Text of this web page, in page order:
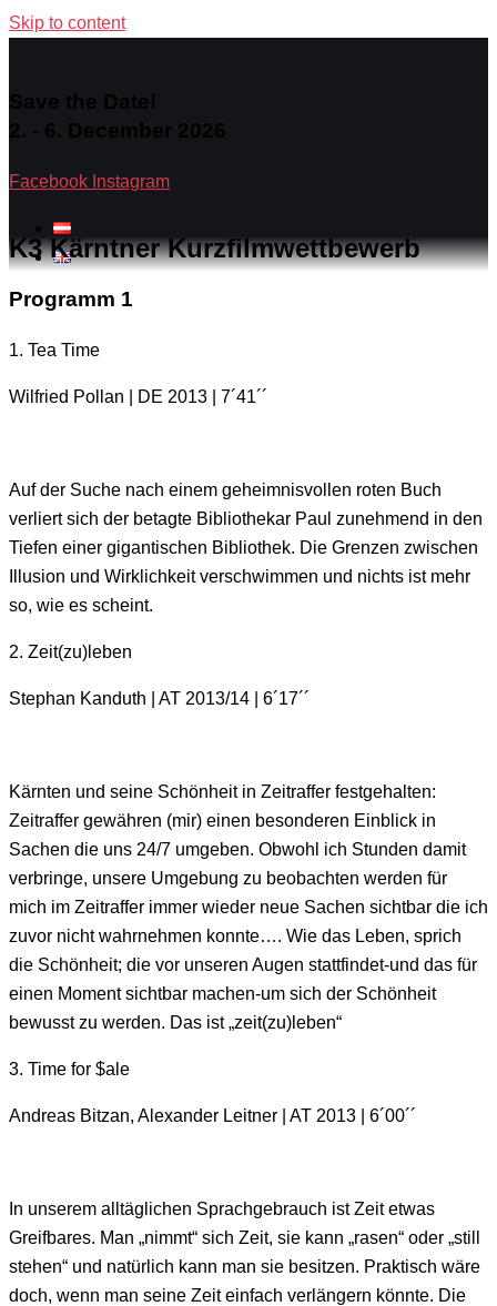
Skip to content
Save the Date!
2. - 6. December 2026
Facebook Instagram
K3 Kärntner Kurzfilmwettbewerb
Programm 1
1. Tea Time
Wilfried Pollan | DE 2013 | 7´41´´
Auf der Suche nach einem geheimnisvollen roten Buch
verliert sich der betagte Bibliothekar Paul zunehmend in den
Tiefen einer gigantischen Bibliothek. Die Grenzen zwischen
Illusion und Wirklichkeit verschwimmen und nichts ist mehr
so, wie es scheint.
2. Zeit(zu)leben
Stephan Kanduth | AT 2013/14 | 6´17´´
Kärnten und seine Schönheit in Zeitraffer festgehalten:
Zeitraffer gewähren (mir) einen besonderen Einblick in
Sachen die uns 24/7 umgeben. Obwohl ich Stunden damit
verbringe, unsere Umgebung zu beobachten werden für
mich im Zeitraffer immer wieder neue Sachen sichtbar die ich
zuvor nicht wahrnehmen konnte…. Wie das Leben, sprich
die Schönheit; die vor unseren Augen stattfindet-und das für
einen Moment sichtbar machen-um sich der Schönheit
bewusst zu werden. Das ist „zeit(zu)leben“
3. Time for $ale
Andreas Bitzan, Alexander Leitner | AT 2013 | 6´00´´
In unserem alltäglichen Sprachgebrauch ist Zeit etwas
Greifbares. Man „nimmt“ sich Zeit, sie kann „rasen“ oder „still
stehen“ und natürlich kann man sie besitzen. Praktisch wäre
doch, wenn man seine Zeit einfach verlängern könnte. Die